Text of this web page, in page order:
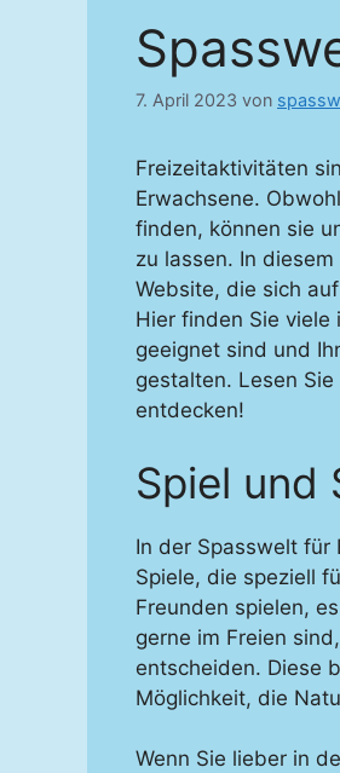
7. April 2023 von
Freizeitaktivitäten
Erwachsene.
finden, können sie
zu lassen. In
Website, die sich
Hier finden Sie
geeignet sind und
gestalten. Lesen
entdecken!
Spiel und
In der Spasswelt für
Spiele, die speziell
Freunden spielen,
gerne im Freien
entscheiden. Diese
Möglichkeit, die
Wenn Sie lieber in